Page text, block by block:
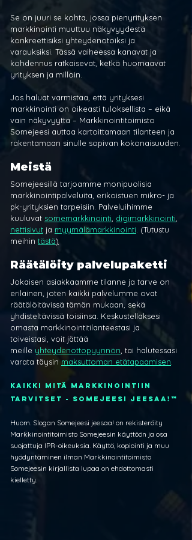
Se on juuri se kohta, jossa pienyrityksen
markkinointi muuttuu näkyvyydestä
konkreettisiksi yhteydenotoiksi ja
varauksiksi. Tässä vaiheessa kanavat ja
kohdennus ratkaisevat, ketkä huomaavat
yrityksen ja milloin.
Jos haluat varmistaa, että yrityksesi
markkinointi on oikeasti tuloksellista – eikä
vain näkyvyyttä – Markkinointitoimisto
Somejeesi auttaa kartoittamaan tilanteen ja
rakentamaan sinulle sopivan kokonaisuuden.
Meistä
Somejeesillä tarjoamme monipuolisia
markkinointipalveluita, erikoistuen mikro- ja
pk-yrityksien tarpeisiin. Palveluihimme
kuuluvat somemarkkinointi digimarkkinointi
nettisivut ja myymälämarkkinointi . (Tutustu
meihin tästä)
Räätälöity palvelupaketti
Jokaisen asiakkaamme tilanne ja tarve on
erilainen, joten kaikki palvelumme ovat
räätälöitävissä tämän mukaan, sekä
yhdisteltävissä toisiinsa. Keskustellaksesi
omasta markkinointitilanteestasi ja
toiveistasi, voit jättää
meille yhteydenottopyynnön , tai halutessasi
varata täysin maksuttoman etätapaamisen
Kaikki mitä markkinointiin
tarvitset - SOMEJEESI JEESAA!™
Huom. Slogan Somejeesi jeesaa! on rekisteröity
Markkinointitoimisto Somejeesin käyttöön ja osa
suojattuja IPR-oikeuksia. Käyttö, kopiointi ja muu
hyödyntäminen ilman Markkinointitoimisto
Somejeesin kirjallista lupaa on ehdottomasti
kielletty.